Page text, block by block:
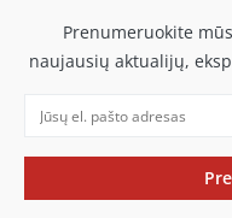
Prenumeruokite
naujausių aktualijų,